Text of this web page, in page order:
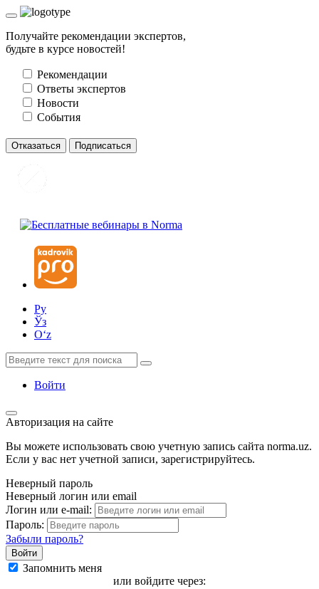
Получайте рекомендации экспертов,
будьте в курсе новостей!
Рекомендации
Ответы экспертов
Новости
События
Отказаться Подписаться
Ру
Ўз
Oʻz
Войти
Авторизация на сайте
Вы можете использовать свою учетную запись сайта norma.uz.
Если у вас нет учетной записи, зарегистрируйтесь.
Неверный пароль
Неверный логин или email
Логин или e-mail:
Пароль:
Забыли пароль?
Запомнить меня
или войдите через: